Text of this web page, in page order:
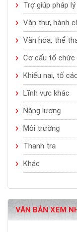
Trợ giúp pháp lý
Văn thư, hành
Văn hóa, thể
Cơ cấu tổ chức
Khiếu nại, tố
Lĩnh vực khác
Năng lượng
Môi trường
Thanh tra
Khác
VĂN BẢN XEM